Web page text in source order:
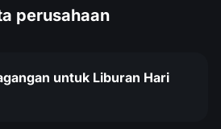
perusahaan
untuk Liburan Hari